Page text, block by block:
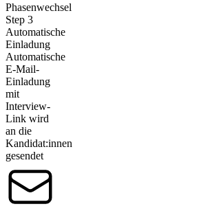
Phasenwechsel
Step 3
Automatische
Einladung
Automatische
E-Mail-
Einladung
mit
Interview-
Link wird
an die
Kandidat:innen
gesendet